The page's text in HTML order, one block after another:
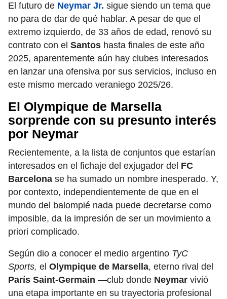
El futuro de Neymar Jr. sigue siendo un tema que
no para de dar de qué hablar. A pesar de que el
extremo izquierdo, de 33 años de edad, renovó su
contrato con el Santos hasta finales de este año
2025, aparentemente aún hay clubes interesados
en lanzar una ofensiva por sus servicios, incluso en
este mismo mercado veraniego 2025/26.
El Olympique de Marsella
sorprende con su presunto interés
por Neymar
Recientemente, a la lista de conjuntos que estarían
interesados en el fichaje del exjugador del FC
Barcelona se ha sumado un nombre inesperado. Y,
por contexto, independientemente de que en el
mundo del balompié nada puede decretarse como
imposible, da la impresión de ser un movimiento a
priori complicado.
Según dio a conocer el medio argentino TyC
Sports, el Olympique de Marsella, eterno rival del
París Saint-Germain —club donde Neymar vivió
una etapa importante en su trayectoria profesional